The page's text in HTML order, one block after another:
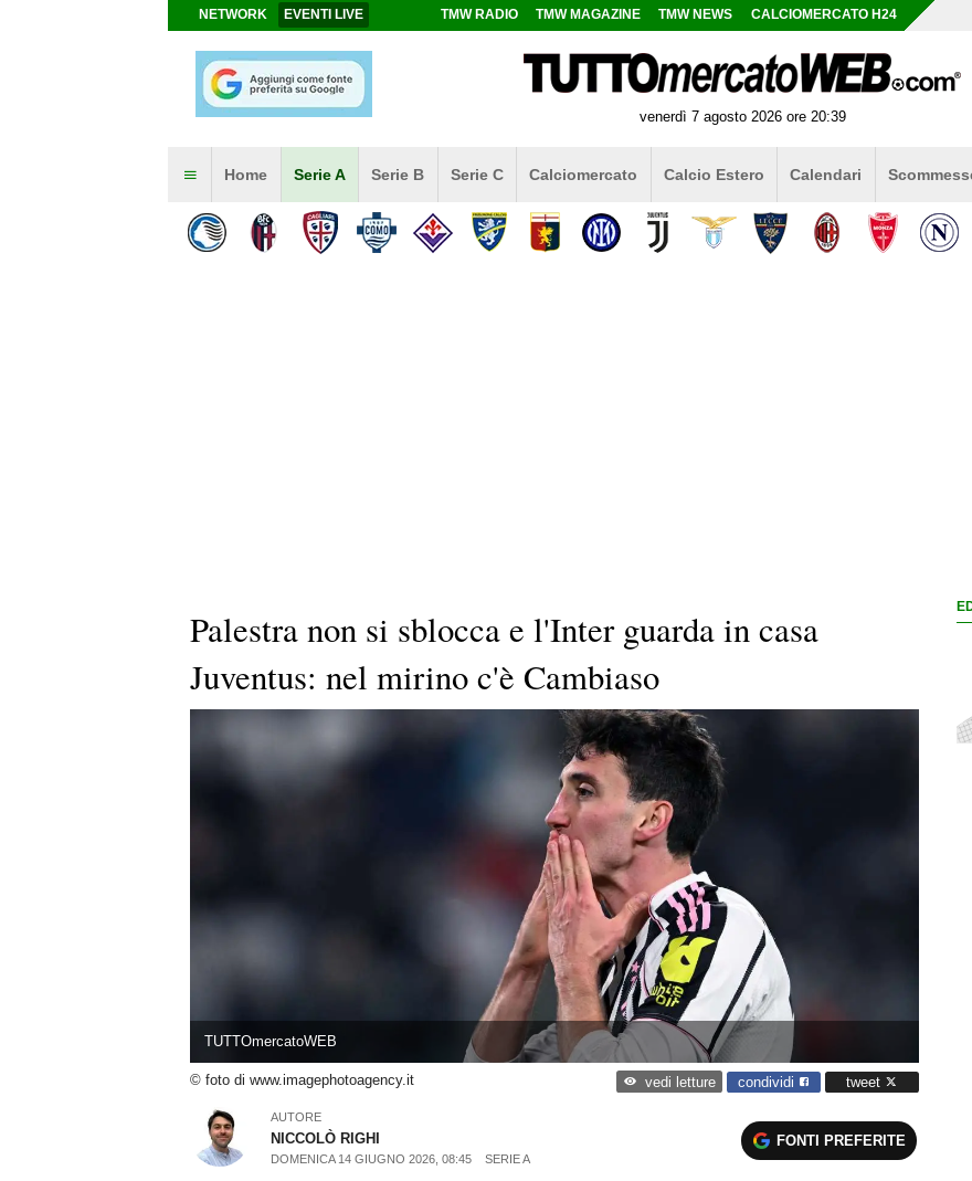
NETWORK EVENTI LIVE TMW RADIO TMW MAGAZINE TMW NEWS CALCIOMERCATO H24
venerdì 7 agosto 2026 ore 20:39
Home Serie A Serie B Serie C Calciomercato Calcio Estero Calendari
Palestra non si sblocca e l'Inter guarda in casa
Juventus: nel mirino c'è Cambiaso
TUTTOmercatoWEB
© foto di www.imagephotoagency.it vedi letture condividi tweet
AUTORE
NICCOLÒ RIGHI
DOMENICA 14 GIUGNO 2026, 08:45 SERIE A
FONTI PREFERITE